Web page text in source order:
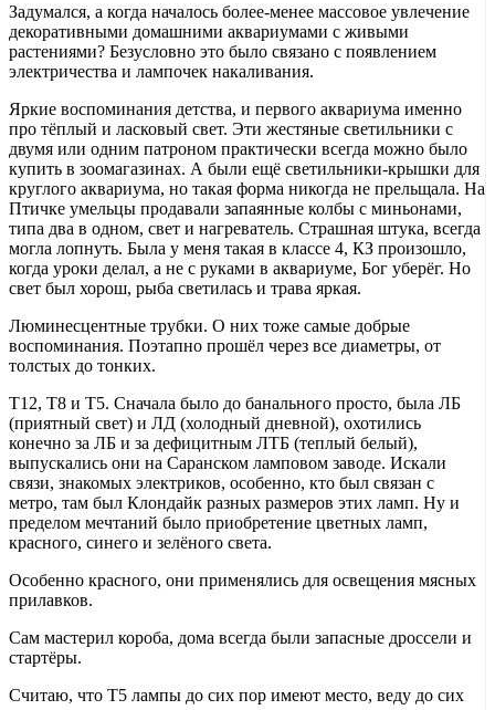
Задумался, а когда началось более-менее массовое увлечение
декоративными домашними аквариумами с живыми
растениями? Безусловно это было связано с появлением
электричества и лампочек накаливания.
Яркие воспоминания детства, и первого аквариума именно
про тёплый и ласковый свет. Эти жестяные светильники с
двумя или одним патроном практически всегда можно было
купить в зоомагазинах. А были ещё светильники-крышки для
круглого аквариума, но такая форма никогда не прельщала. На
Птичке умельцы продавали запаянные колбы с миньонами,
типа два в одном, свет и нагреватель. Страшная штука, всегда
могла лопнуть. Была у меня такая в классе 4, КЗ произошло,
когда уроки делал, а не с руками в аквариуме, Бог уберёг. Но
свет был хорош, рыба светилась и трава яркая.
Люминесцентные трубки. О них тоже самые добрые
воспоминания. Поэтапно прошёл через все диаметры, от
толстых до тонких.
Т12, Т8 и Т5. Сначала было до банального просто, была ЛБ
(приятный свет) и ЛД (холодный дневной), охотились
конечно за ЛБ и за дефицитным ЛТБ (теплый белый),
выпускались они на Саранском ламповом заводе. Искали
связи, знакомых электриков, особенно, кто был связан с
метро, там был Клондайк разных размеров этих ламп. Ну и
пределом мечтаний было приобретение цветных ламп,
красного, синего и зелёного света.
Особенно красного, они применялись для освещения мясных
прилавков.
Сам мастерил короба, дома всегда были запасные дроссели и
стартёры.
Считаю, что Т5 лампы до сих пор имеют место, веду до сих